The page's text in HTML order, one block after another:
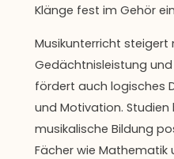
Klänge fest im Gehör
Musikunterricht steigert
Gedächtnisleistung
fördert auch logisches
und Motivation. Studien
musikalische Bildung
Fächer wie Mathematik